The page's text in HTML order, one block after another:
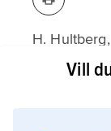
H. Hultberg,
Den unge
Vill